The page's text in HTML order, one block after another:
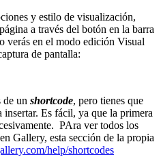
y estilo de visualización,
a través del botón en la barra
verás en el modo edición Visual
de pantalla:
de un shortcode, pero tienes que
insertar. Es fácil, ya que la primera
PAra ver todos los
Gallery, esta sección de la propia
help/shortcodes